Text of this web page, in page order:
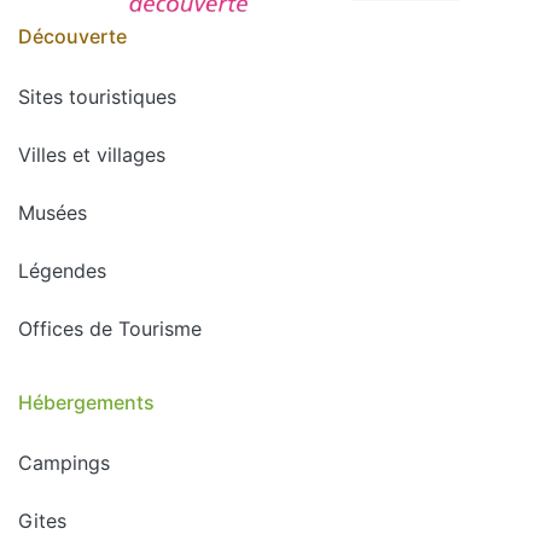
Découverte
Sites touristiques
Villes et villages
Musées
Légendes
Offices de Tourisme
Hébergements
Campings
Gites